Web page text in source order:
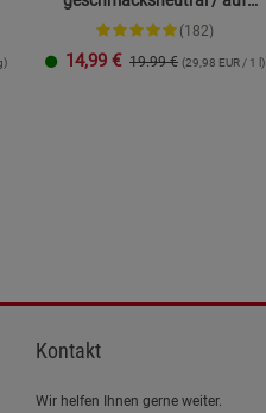
Kokosölbasis
(182)
14,99 € 19.99 € (29,98 EUR / 1 l)
Kontakt
Wir helfen Ihnen gerne weiter.